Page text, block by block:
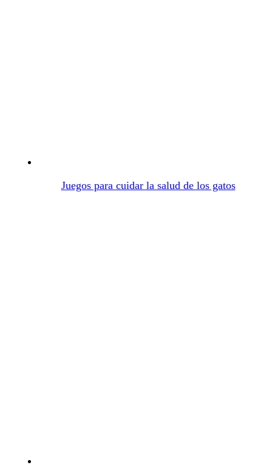
Juegos para cuidar la salud de los gatos